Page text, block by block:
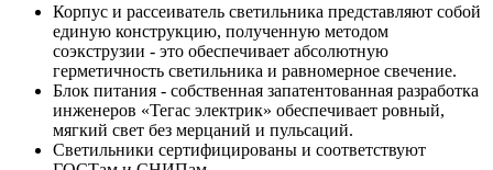
Корпус и рассеиватель светильника представляют собой
единую конструкцию, полученную методом
соэкструзии - это обеспечивает абсолютную
герметичность светильника и равномерное свечение.
Блок питания - собственная запатентованная разработка
инженеров «Тегас электрик» обеспечивает ровный,
мягкий свет без мерцаний и пульсаций.
Светильники сертифицированы и соответствуют